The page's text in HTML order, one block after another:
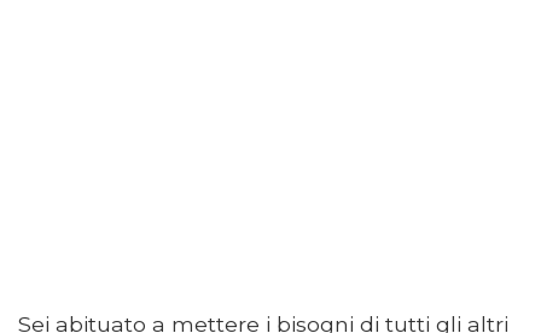
Sei abituato a mettere i bisogni di tutti gli altri